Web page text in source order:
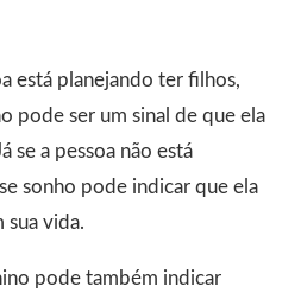
está planejando ter filhos,
pode ser um sinal de que ela
se a pessoa não está
sonho pode indicar que ela
sua vida.
pode também indicar